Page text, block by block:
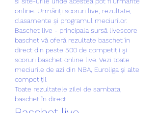
online. Urmăriți scoruri live, rezultate,
clasamente și programul meciurilor.
Baschet live - principala sursă livescore
baschet vă oferă rezultate baschet în
direct din peste 500 de competiții şi
scoruri baschet online live. Vezi toate
meciurile de azi din NBA, Euroliga și alte
competiții.
Toate rezultatele zilei de sambata,
baschet în direct.